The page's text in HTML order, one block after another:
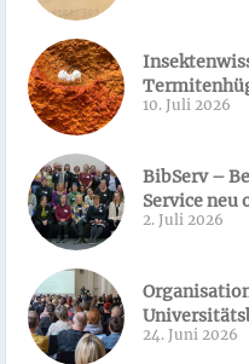
10. Juli 2026
BibServ –
Service neu
2. Juli 2026
24. Juni 2026